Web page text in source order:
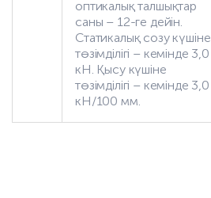
оптикалық талшықтар
саны – 12-ге дейін.
Статикалық созу күшіне
төзімділігі – кемінде 3,0
кН. Қысу күшіне
төзімділігі – кемінде 3,0
кН/100 мм.